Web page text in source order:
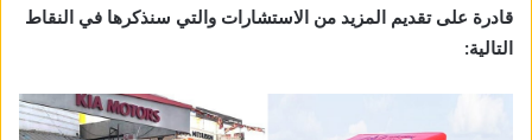
قادرة على تقديم المزيد من الاستشارات والتي سنذكرها في النقاط
التالية: